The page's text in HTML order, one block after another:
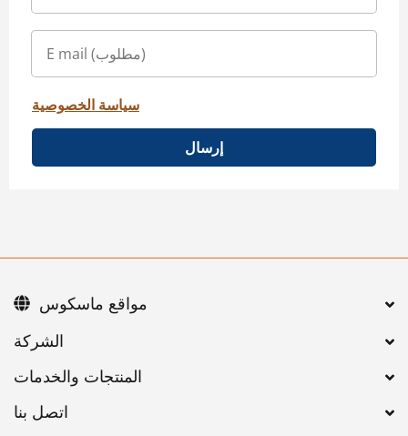
سياسة الخصوصية
إرسال
اتصل بنا
مواقع ماسكوس